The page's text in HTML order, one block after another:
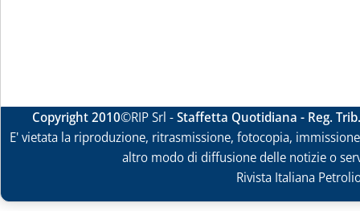
Copyright 2010©RIP Srl -Staffetta Quotidiana - Reg.
E' vietata la riproduzione, ritrasmissione, fotocopia,
altro modo di diffusione delle notizie o
Rivista Italiana